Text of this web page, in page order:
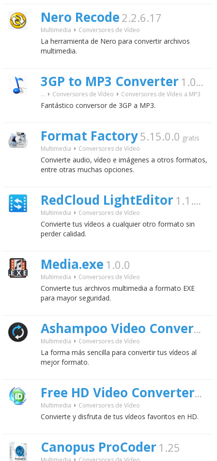
Nero Recode 2.2.6.17
Multimedia Conversores de Vídeo
La herramienta de Nero para convertir archivos
multimedia.
3GP to MP3 Converter 1.0 gratis
... Conversores de Vídeo Conversores de Vídeo a MP3
Fantástico conversor de 3GP a MP3.
Format Factory5.15.0.0 gratis
Multimedia Conversores de Vídeo
Convierte audio, vídeo e imágenes a otros formatos,
entre otras muchas opciones.
RedCloud LightEditor 1.1.1.5
Multimedia Conversores de Vídeo
Convierte tus vídeos a cualquier otro formato sin
perder calidad.
Media.exe 1.0.0
Multimedia Conversores de Vídeo
Convierte tus archivos multimedia a formato EXE
para mayor seguridad.
Ashampoo Video Converter
Multimedia Conversores de Vídeo
La forma más sencilla para convertir tus vídeos al
mejor formato.
Free HD Video Converter Factory
Multimedia Conversores de Vídeo
Convierte y disfruta de tus vídeos favoritos en HD.
Canopus ProCoder 1.25